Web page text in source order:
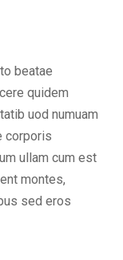
beatae
quidem
uod numuam
corporis
ullam cum est
montes,
sed eros